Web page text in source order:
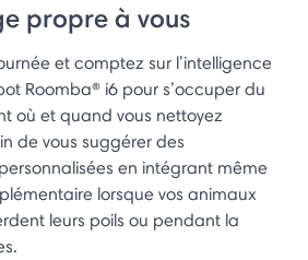
propre à vous
et comptez sur l’intelligence
Roomba® i6 pour s’occuper du
où et quand vous nettoyez
de vous suggérer des
en intégrant même
lorsque vos animaux
leurs poils ou pendant la